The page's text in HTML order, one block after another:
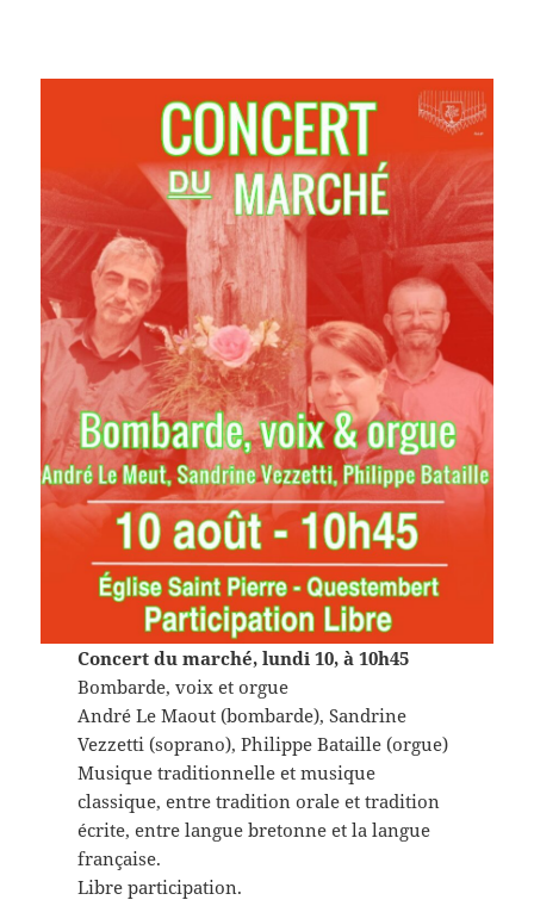
Concert du marché, lundi 10, à 10h45
Bombarde, voix et orgue
André Le Maout (bombarde), Sandrine
Vezzetti (soprano), Philippe Bataille (orgue)
Musique traditionnelle et musique
classique, entre tradition orale et tradition
écrite, entre langue bretonne et la langue
française.
Libre participation.